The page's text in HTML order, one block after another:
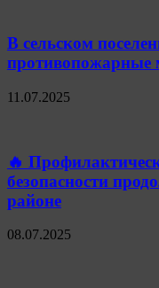
В сельском
противопожарные
11.07.2025
🔥
безопасности
районе
08.07.2025